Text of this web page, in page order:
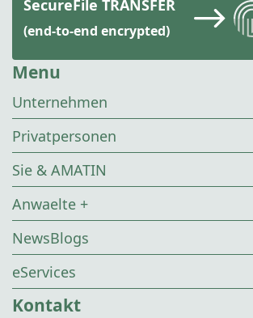
SecureFile TRANSFER
(end-to-end encrypted)
Menu
Unternehmen
Privatpersonen
Sie & AMATIN
Anwaelte +
NewsBlogs
eServices
Kontakt